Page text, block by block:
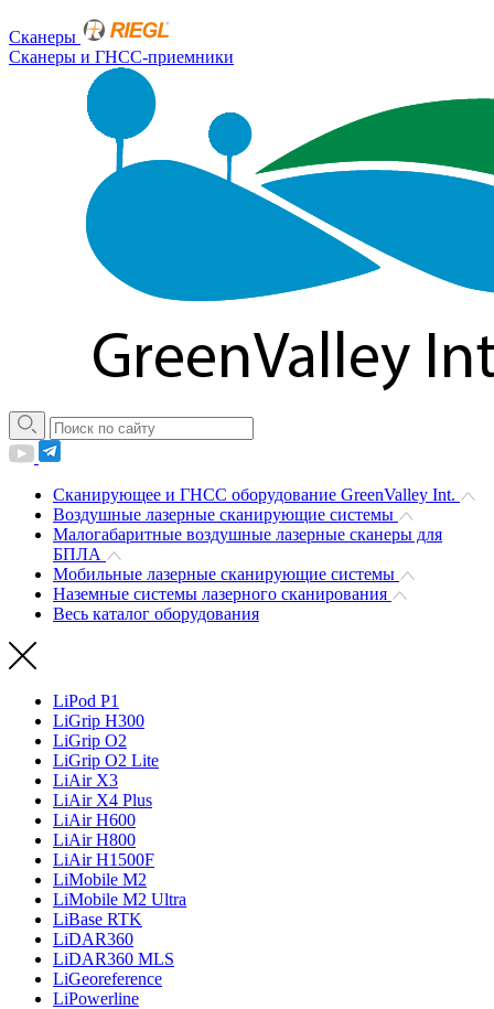
Сканеры
Сканеры и ГНСС-приемники
Сканирующее и ГНСС оборудование GreenValley Int.
Воздушные лазерные сканирующие системы
Малогабаритные воздушные лазерные сканеры для
БПЛА
Мобильные лазерные сканирующие системы
Наземные системы лазерного сканирования
Весь каталог оборудования
LiPod P1
LiGrip H300
LiGrip O2
LiGrip O2 Lite
LiAir X3
LiAir X4 Plus
LiAir H600
LiAir H800
LiAir H1500F
LiMobile M2
LiMobile M2 Ultra
LiBase RTK
LiDAR360
LiDAR360 MLS
LiGeoreference
LiPowerline